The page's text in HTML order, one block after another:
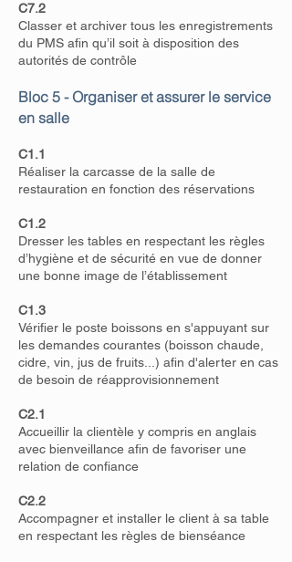
C7.2
Classer et archiver tous les enregistrements
du PMS afin qu’il soit à disposition des
autorités de contrôle
Bloc 5 - Organiser et assurer le service
en salle
C1.1
Réaliser la carcasse de la salle de
restauration en fonction des réservations
C1.2
Dresser les tables en respectant les règles
d’hygiène et de sécurité en vue de donner
une bonne image de l’établissement
C1.3
Vérifier le poste boissons en s'appuyant sur
les demandes courantes (boisson chaude,
cidre, vin, jus de fruits...) afin d'alerter en cas
de besoin de réapprovisionnement
C2.1
Accueillir la clientèle y compris en anglais
avec bienveillance afin de favoriser une
relation de confiance
C2.2
Accompagner et installer le client à sa table
en respectant les règles de bienséance